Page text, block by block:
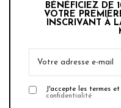
BÉNÉFICIEZ DE
VOTRE
INSCRIVANT À
J'accepte les termes
confidentialité